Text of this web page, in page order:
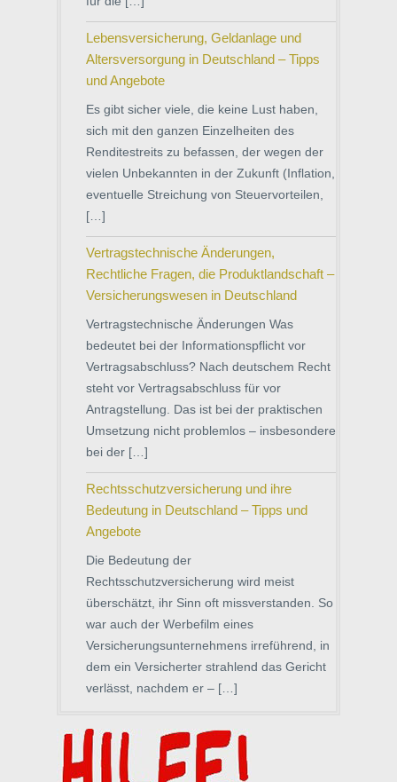
Lebensversicherung, Geldanlage und
Altersversorgung in Deutschland – Tipps
und Angebote
Es gibt sicher viele, die keine Lust haben,
sich mit den ganzen Einzelheiten des
Renditestreits zu befassen, der wegen der
vielen Unbekannten in der Zukunft (Inflation,
eventuelle Streichung von Steuervorteilen,
[…]
Vertragstechnische Änderungen,
Rechtliche Fragen, die Produktlandschaft –
Versicherungswesen in Deutschland
Vertragstechnische Änderungen Was
bedeutet bei der Informationspflicht vor
Vertragsabschluss? Nach deutschem Recht
steht vor Vertragsabschluss für vor
Antragstellung. Das ist bei der praktischen
Umsetzung nicht problemlos – insbesondere
bei der […]
Rechtsschutzversicherung und ihre
Bedeutung in Deutschland – Tipps und
Angebote
Die Bedeutung der
Rechtsschutzversicherung wird meist
überschätzt, ihr Sinn oft missverstanden. So
war auch der Werbefilm eines
Versicherungsunternehmens irreführend, in
dem ein Versicherter strahlend das Gericht
verlässt, nachdem er – […]